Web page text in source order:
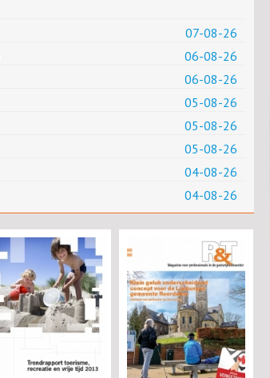
07-08-26
06-08-26
06-08-26
05-08-26
05-08-26
05-08-26
04-08-26
04-08-26